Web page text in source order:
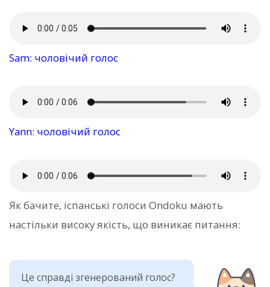
Sam: чоловічий голос
Yann: чоловічий голос
Як бачите, іспанські голоси Ondoku мають
настільки високу якість, що виникає питання:
Це справді згенерований голос?